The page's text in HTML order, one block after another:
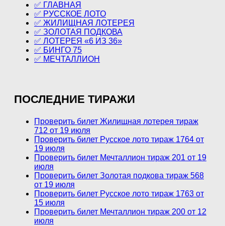
✅ ГЛАВНАЯ
✅ РУССКОЕ ЛОТО
✅ ЖИЛИЩНАЯ ЛОТЕРЕЯ
✅ ЗОЛОТАЯ ПОДКОВА
✅ ЛОТЕРЕЯ «6 ИЗ 36»
✅ БИНГО 75
✅ МЕЧТАЛЛИОН
ПОСЛЕДНИЕ ТИРАЖИ
Проверить билет Жилищная лотерея тираж
712 от 19 июля
Проверить билет Русское лото тираж 1764 от
19 июля
Проверить билет Мечталлион тираж 201 от 19
июля
Проверить билет Золотая подкова тираж 568
от 19 июля
Проверить билет Русское лото тираж 1763 от
15 июля
Проверить билет Мечталлион тираж 200 от 12
июля